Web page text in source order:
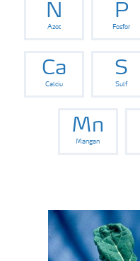
Norme de siguranță
Publicații
N
Azot
P
Fosfor
Ca
Calciu
S
Sulf
Mn
Mangan